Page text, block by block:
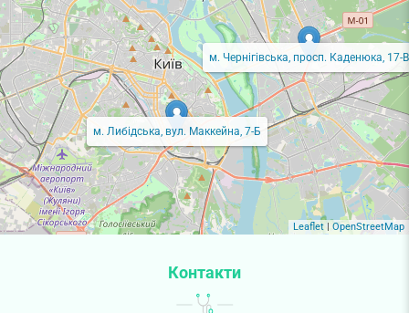
м. Либідська, вул. Маккейна, 7-Б
м. Чернігівська, просп. Каденюка, 17-В
Leaflet OpenStreetMap
Контакти